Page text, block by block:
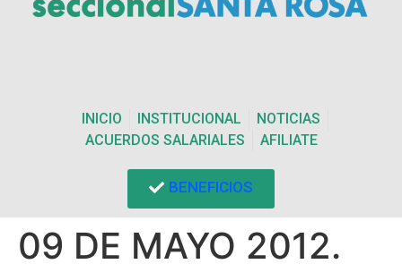
INICIO INSTITUCIONAL
NOTICIAS
ACUERDOS SALARIALES
AFILIATE
BENEFICIOS
09 DE MAYO 2012.